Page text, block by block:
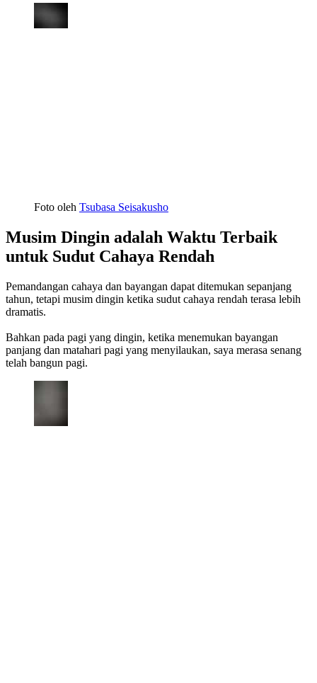
Foto oleh Tsubasa Seisakusho
Musim Dingin adalah Waktu Terbaik
untuk Sudut Cahaya Rendah
Pemandangan cahaya dan bayangan dapat ditemukan sepanjang
tahun, tetapi musim dingin ketika sudut cahaya rendah terasa lebih
dramatis.
Bahkan pada pagi yang dingin, ketika menemukan bayangan
panjang dan matahari pagi yang menyilaukan, saya merasa senang
telah bangun pagi.